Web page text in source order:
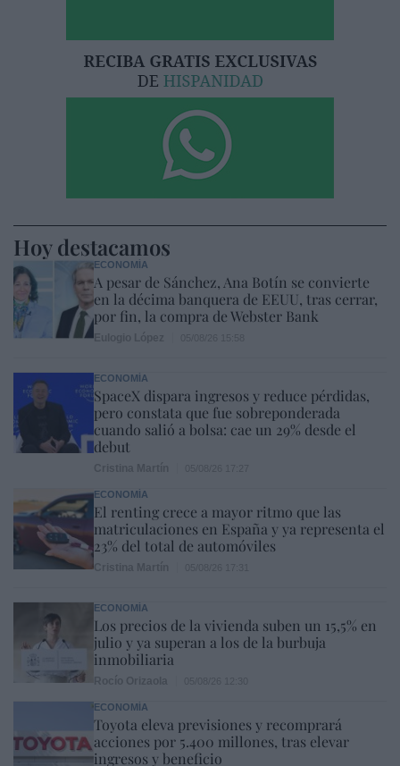
Hoy destacamos
ECONOMÍA
A pesar de Sánchez, Ana Botín se convierte
en la décima banquera de EEUU, tras cerrar,
por fin, la compra de Webster Bank
ECONOMÍA
SpaceX dispara ingresos y reduce pérdidas,
pero constata que fue sobreponderada
cuando salió a bolsa: cae un 29% desde el
debut
ECONOMÍA
El renting crece a mayor ritmo que las
matriculaciones en España y ya representa el
23% del total de automóviles
ECONOMÍA
Los precios de la vivienda suben un 15,5% en
julio y ya superan a los de la burbuja
inmobiliaria
ECONOMÍA
Toyota eleva previsiones y recomprará
acciones por 5.400 millones, tras elevar
ingresos y beneficio